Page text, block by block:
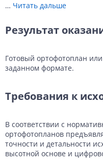
… Читать дальше
Результат
Готовый ортофотоплан
заданном формате.
Требования к
В соответствии с
ортофотопланов
точности и детальности
высотной основе и